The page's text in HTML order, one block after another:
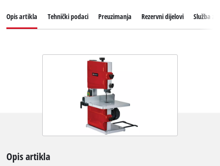
Opis artikla Tehnički podaci Preuzimanja Rezervni dijelovi Služba
Opis artikla